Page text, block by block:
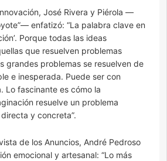
José Rivera y Piérola —
enfatizó: “La palabra clave en
Porque todas las ideas
que resuelven problemas
grandes problemas se resuelven de
e inesperada. Puede ser con
Lo fascinante es cómo la
resuelve un problema
y concreta”.
de los Anuncios, André Pedroso
emocional y artesanal: “Lo más